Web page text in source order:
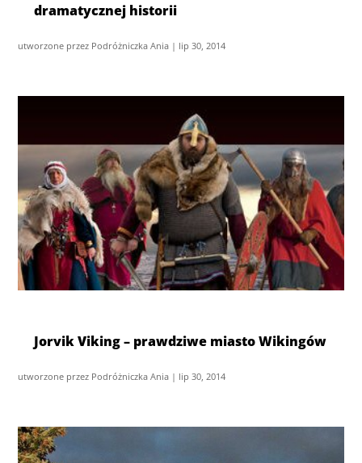
dramatycznej historii
utworzone przez Podróżniczka Ania | lip 30, 2014
Jorvik Viking – prawdziwe miasto Wikingów
utworzone przez Podróżniczka Ania | lip 30, 2014